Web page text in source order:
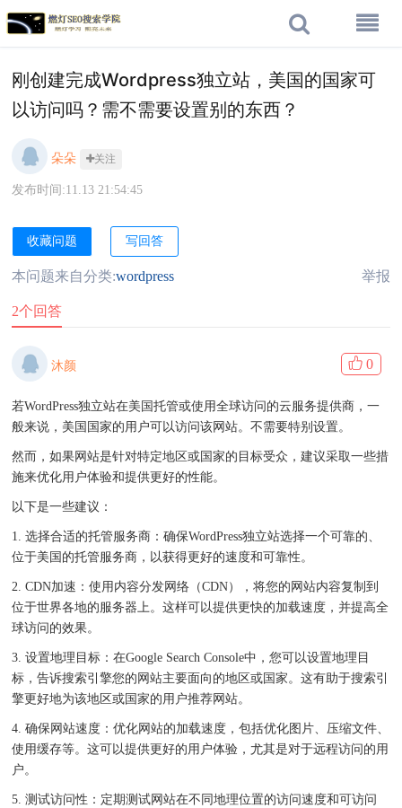
刚创建完成Wordpress独立站，美国的国家可
以访问吗？需不需要设置别的东西？
朵朵 关注
发布时间:11.13 21:54:45
收藏问题 写回答
本问题来自分类:wordpress 举报
2个回答
沐颜 0
若WordPress独立站在美国托管或使用全球访问的云服务提供商，一
般来说，美国国家的用户可以访问该网站。不需要特别设置。
然而，如果网站是针对特定地区或国家的目标受众，建议采取一些措
施来优化用户体验和提供更好的性能。
以下是一些建议：
1. 选择合适的托管服务商：确保WordPress独立站选择一个可靠的、
位于美国的托管服务商，以获得更好的速度和可靠性。
2. CDN加速：使用内容分发网络（CDN），将您的网站内容复制到
位于世界各地的服务器上。这样可以提供更快的加载速度，并提高全
球访问的效果。
3. 设置地理目标：在Google Search Console中，您可以设置地理目
标，告诉搜索引擎您的网站主要面向的地区或国家。这有助于搜索引
擎更好地为该地区或国家的用户推荐网站。
4. 确保网站速度：优化网站的加载速度，包括优化图片、压缩文件、
使用缓存等。这可以提供更好的用户体验，尤其是对于远程访问的用
户。
5. 测试访问性：定期测试网站在不同地理位置的访问速度和可访问